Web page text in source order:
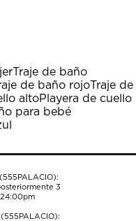
Traje de baño
de baño rojoTraje de
altoPlayera de cuello
para bebé
3
(555PALACIO):